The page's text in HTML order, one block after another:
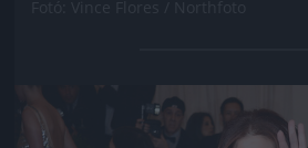
Jön még kép!